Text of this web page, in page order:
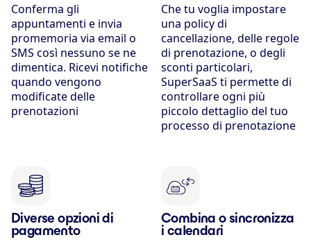
Conferma gli
appuntamenti e invia
promemoria via email o
SMS così nessuno se ne
dimentica. Ricevi notifiche
quando vengono
modificate delle
prenotazioni
Che tu voglia impostare
una policy di
cancellazione, delle regole
di prenotazione, o degli
sconti particolari,
SuperSaaS ti permette di
controllare ogni più
piccolo dettaglio del tuo
processo di prenotazione
Diverse opzioni di
pagamento
Combina o sincronizza
i calendari